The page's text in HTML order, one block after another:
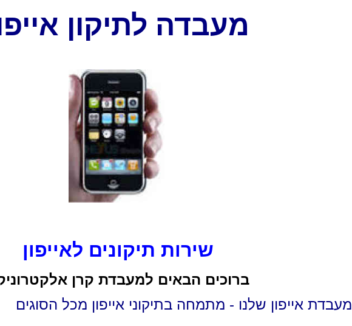
מעבדה לתיקון
שירות תיקונים לאייפון
ברוכים הבאים למעבדת קרן
מעבדת אייפון שלנו - מתמחה בתיקוני אייפון מכל הסוגים